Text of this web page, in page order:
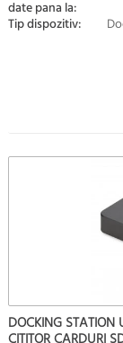
date pana la:
Tip dispozitiv:
DOCKING